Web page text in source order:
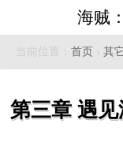
海贼
当前位置： 首页 › 其
第三章 遇